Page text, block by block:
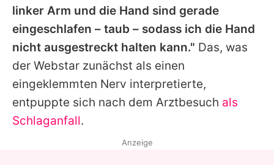
linker Arm und die Hand sind gerade
eingeschlafen – taub – sodass ich die Hand
nicht ausgestreckt halten kann." Das, was
der Webstar zunächst als einen
eingeklemmten Nerv interpretierte,
entpuppte sich nach dem Arztbesuch als
Schlaganfall.
Anzeige